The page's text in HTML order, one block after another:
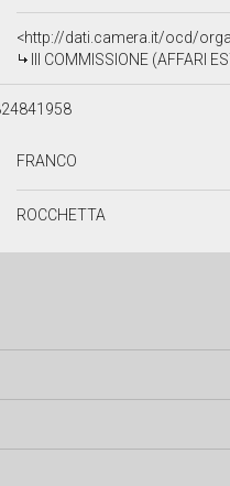
<http://dati.camera.it/ocd/
III COMMISSIONE (AFFARI
FRANCO
ROCCHETTA